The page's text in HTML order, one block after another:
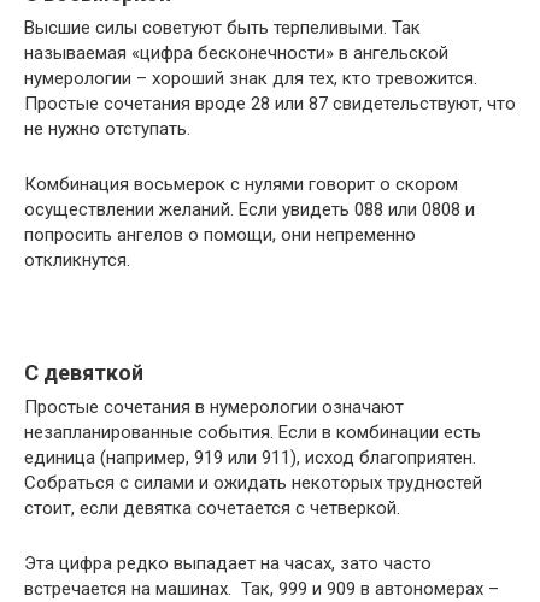
Высшие силы советуют быть терпеливыми. Так
называемая «цифра бесконечности» в ангельской
нумерологии – хороший знак для тех, кто тревожится.
Простые сочетания вроде 28 или 87 свидетельствуют, что
не нужно отступать.
Комбинация восьмерок с нулями говорит о скором
осуществлении желаний. Если увидеть 088 или 0808 и
попросить ангелов о помощи, они непременно
откликнутся.
С девяткой
Простые сочетания в нумерологии означают
незапланированные события. Если в комбинации есть
единица (например, 919 или 911), исход благоприятен.
Собраться с силами и ожидать некоторых трудностей
стоит, если девятка сочетается с четверкой.
Эта цифра редко выпадает на часах, зато часто
встречается на машинах. Так, 999 и 909 в автономерах –